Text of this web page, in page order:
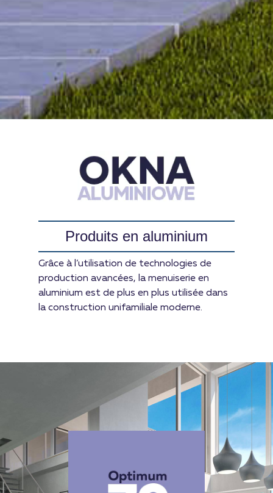
Produits en aluminium
Grâce à l’utilisation de technologies de
production avancées, la menuiserie en
aluminium est de plus en plus utilisée dans
la construction unifamiliale moderne.